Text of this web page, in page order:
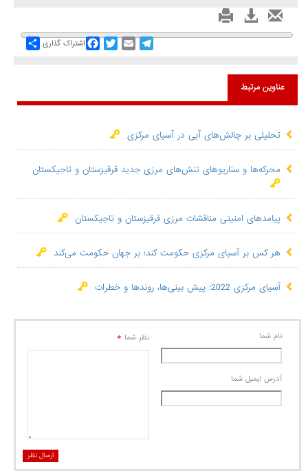
Share اشتراک گذاری
FacebookTwitterEmail
Telegram
عناوین مرتبط
تحلیلی بر چالش‌های آبی در آسیای مرکزی
محرکه‌ها و سناریوهای تنش‌های مرزی جدید قرقیزستان و تاجیکستان
پیامدهای امنیتی مناقشات مرزی قرقیزستان و تاجیکستان
هر کس بر آسیای مرکزی حکومت کند؛ بر جهان حکومت می‌کند
آسیای مرکزی 2022: پیش بینی‌ها، روندها و خطرات
نام شما
آدرس ايميل شما
نظر شما *
ارسال نظر